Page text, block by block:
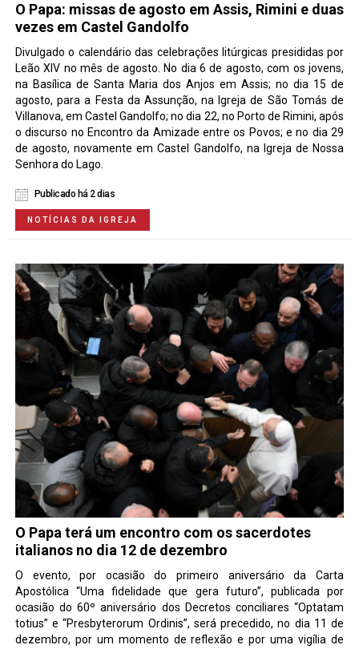
O Papa: missas de agosto em Assis, Rimini e duas
vezes em Castel Gandolfo
Divulgado o calendário das celebrações litúrgicas presididas por
Leão XIV no mês de agosto. No dia 6 de agosto, com os jovens,
na Basílica de Santa Maria dos Anjos em Assis; no dia 15 de
agosto, para a Festa da Assunção, na Igreja de São Tomás de
Villanova, em Castel Gandolfo; no dia 22, no Porto de Rimini, após
o discurso no Encontro da Amizade entre os Povos; e no dia 29
de agosto, novamente em Castel Gandolfo, na Igreja de Nossa
Senhora do Lago.
Publicado há 2 dias
NOTÍCIAS DA IGREJA
O Papa terá um encontro com os sacerdotes
italianos no dia 12 de dezembro
O evento, por ocasião do primeiro aniversário da Carta
Apostólica “Uma fidelidade que gera futuro”, publicada por
ocasião do 60º aniversário dos Decretos conciliares “Optatam
totius” e “Presbyterorum Ordinis”, será precedido, no dia 11 de
dezembro, por um momento de reflexão e por uma vigília de